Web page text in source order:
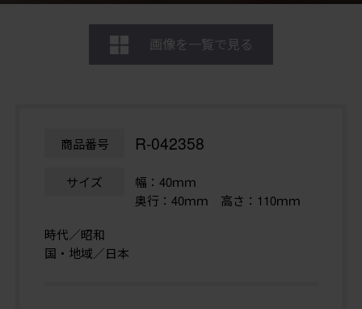
画像を一覧で見る
商品番号 R-042358
サイズ
幅：40ｍｍ
奥行：40ｍｍ 高さ：110ｍｍ
時代／昭和
国・地域／日本